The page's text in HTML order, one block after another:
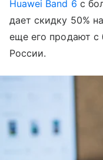
Huawei Band 6 с
дает скидку 50%
еще его продают с
России.